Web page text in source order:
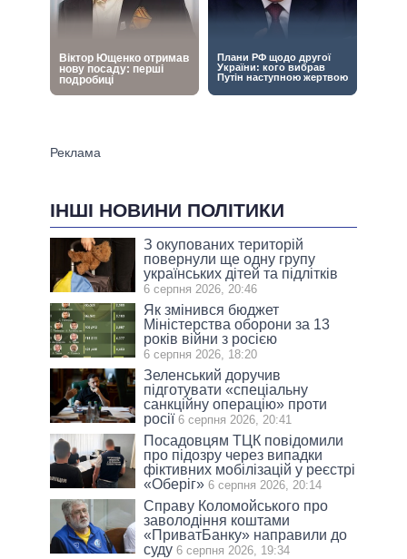
ІНШІ НОВИНИ ПОЛІТИКИ
З окупованих територій
повернули ще одну групу
українських дітей та підлітків
6 серпня 2026, 20:46
Як змінився бюджет
Міністерства оборони за 13
років війни з росією
6 серпня 2026, 18:20
Зеленський доручив
підготувати «спеціальну
санкційну операцію» проти
росії 6 серпня 2026, 20:41
Посадовцям ТЦК повідомили
про підозру через випадки
фіктивних мобілізацій у реєстрі
«Оберіг» 6 серпня 2026, 20:14
Справу Коломойського про
заволодіння коштами
«ПриватБанку» направили до
суду 6 серпня 2026, 19:34